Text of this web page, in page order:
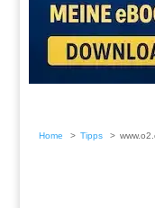
Home Tipps